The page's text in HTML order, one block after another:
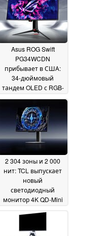
June 2026
Asus ROG Swift
PG34WCDN
прибывает в США:
34-дюймовый
тандем OLED с RGB-
полосами и частотой
360 Гц10 June 2026
2 304 зоны и 2 000
нит: TCL выпускает
новый
светодиодный
монитор 4K QD-Mini